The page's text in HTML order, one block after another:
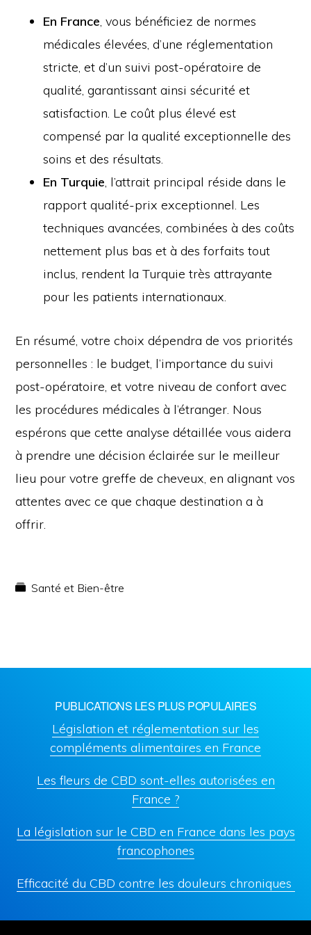
En France, vous bénéficiez de normes
médicales élevées, d’une réglementation
stricte, et d’un suivi post-opératoire de
qualité, garantissant ainsi sécurité et
satisfaction. Le coût plus élevé est
compensé par la qualité exceptionnelle des
soins et des résultats.
En Turquie, l’attrait principal réside dans le
rapport qualité-prix exceptionnel. Les
techniques avancées, combinées à des coûts
nettement plus bas et à des forfaits tout
inclus, rendent la Turquie très attrayante
pour les patients internationaux.
En résumé, votre choix dépendra de vos priorités
personnelles : le budget, l’importance du suivi
post-opératoire, et votre niveau de confort avec
les procédures médicales à l’étranger. Nous
espérons que cette analyse détaillée vous aidera
à prendre une décision éclairée sur le meilleur
lieu pour votre greffe de cheveux, en alignant vos
attentes avec ce que chaque destination a à
offrir.
Santé et Bien-être
PUBLICATIONS LES PLUS POPULAIRES
Législation et réglementation sur les
compléments alimentaires en France
Les fleurs de CBD sont-elles autorisées en
France ?
La législation sur le CBD en France dans les pays
francophones
Efficacité du CBD contre les douleurs chroniques